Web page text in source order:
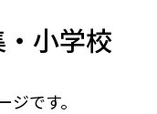
小学校
です。